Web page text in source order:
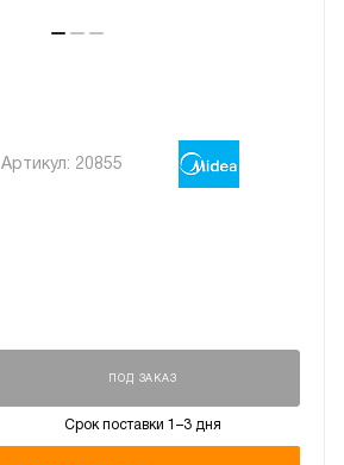
Артикул: 20855
ПОД ЗАКАЗ
Срок поставки 1–3 дня